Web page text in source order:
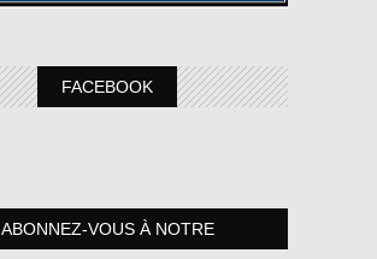
FACEBOOK
ABONNEZ-VOUS À NOTRE